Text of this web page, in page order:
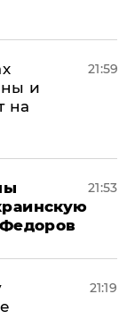
и
на
21:59
21:53
21:19